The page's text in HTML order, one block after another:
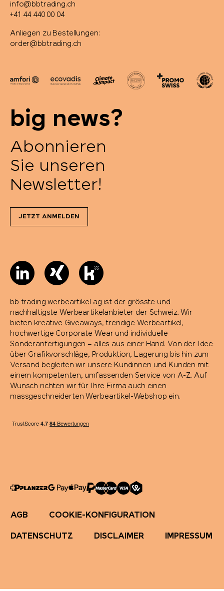
info@bbtrading.ch
+41 44 440 00 04
Anliegen zu Bestellungen:
order@bbtrading.ch
big news?
Abonnieren
Sie unseren
Newsletter!
JETZT ANMELDEN
bb trading werbeartikel ag ist der grösste und
nachhaltigste Werbeartikelanbieter der Schweiz. Wir
bieten kreative Giveaways, trendige Werbeartikel,
hochwertige Corporate Wear und individuelle
Sonderanfertigungen – alles aus einer Hand. Von der Idee
über Grafikvorschläge, Produktion, Lagerung bis hin zum
Versand begleiten wir unsere Kundinnen und Kunden mit
einem kompetenten, umfassenden Service von A-Z. Auf
Wunsch richten wir für Ihre Firma auch einen
massgeschneiderten Werbeartikel-Webshop ein.
AGB COOKIE-KONFIGURATION
DATENSCHUTZ DISCLAIMER IMPRESSUM